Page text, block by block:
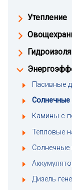
Утепление
Пасивные
Камины с
Тепловые
Солнечные
Дизель